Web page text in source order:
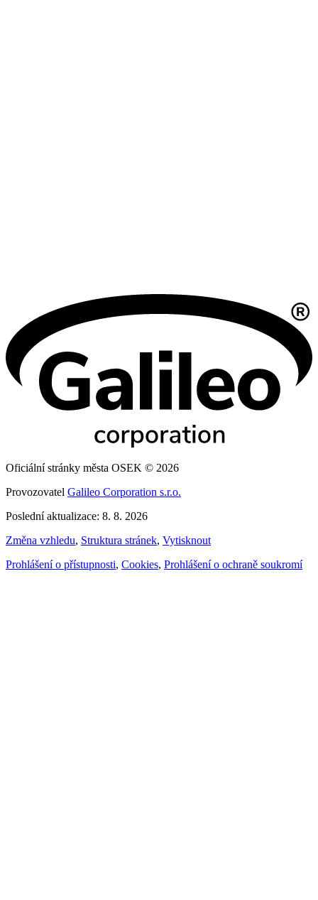
Oficiální stránky města OSEK © 2026
Provozovatel Galileo Corporation s.r.o.
Poslední aktualizace: 8. 8. 2026
Změna vzhledu, Struktura stránek, Vytisknout
Prohlášení o přístupnosti, Cookies, Prohlášení o ochraně soukromí